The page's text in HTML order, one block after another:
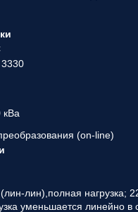
кВа
(on-line)
лин),полная нагрузка;
уменьшается линейно в